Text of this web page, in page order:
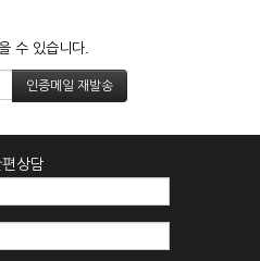
수 있습니다.
상담